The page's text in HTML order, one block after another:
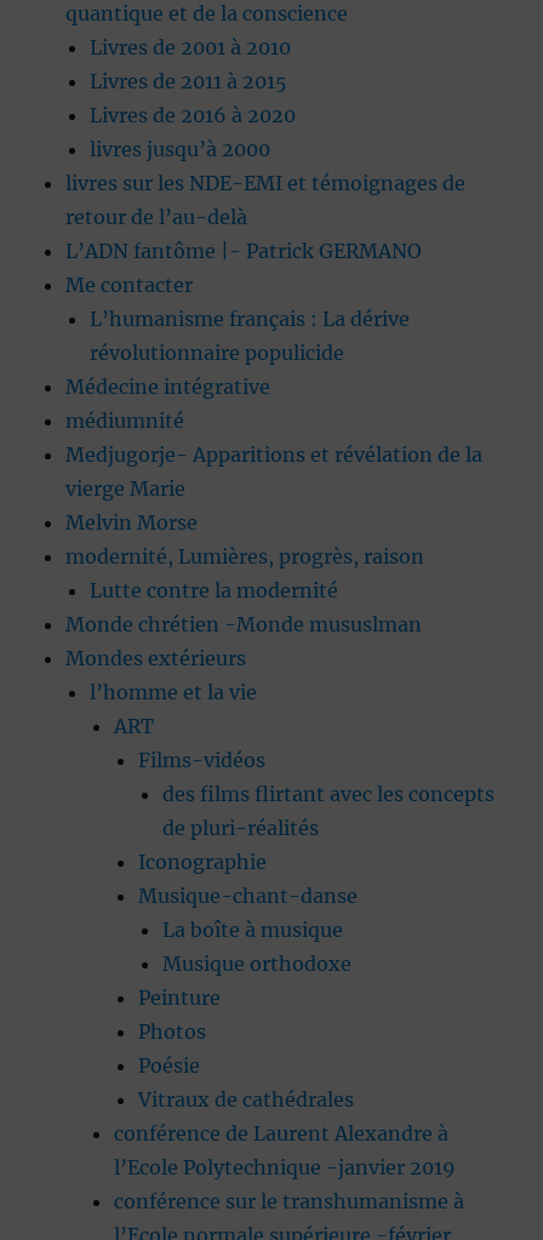
quantique et de la conscience
Livres de 2001 à 2010
Livres de 2011 à 2015
Livres de 2016 à 2020
livres jusqu’à 2000
livres sur les NDE-EMI et témoignages de
retour de l’au-delà
L’ADN fantôme |- Patrick GERMANO
Me contacter
L’humanisme français : La dérive
révolutionnaire populicide
Médecine intégrative
médiumnité
Medjugorje- Apparitions et révélation de la
vierge Marie
Melvin Morse
modernité, Lumières, progrès, raison
Lutte contre la modernité
Monde chrétien -Monde mususlman
Mondes extérieurs
l’homme et la vie
ART
Films-vidéos
des films flirtant avec les concepts
de pluri-réalités
Iconographie
Musique-chant-danse
La boîte à musique
Musique orthodoxe
Peinture
Photos
Poésie
Vitraux de cathédrales
conférence de Laurent Alexandre à
l’Ecole Polytechnique -janvier 2019
conférence sur le transhumanisme à